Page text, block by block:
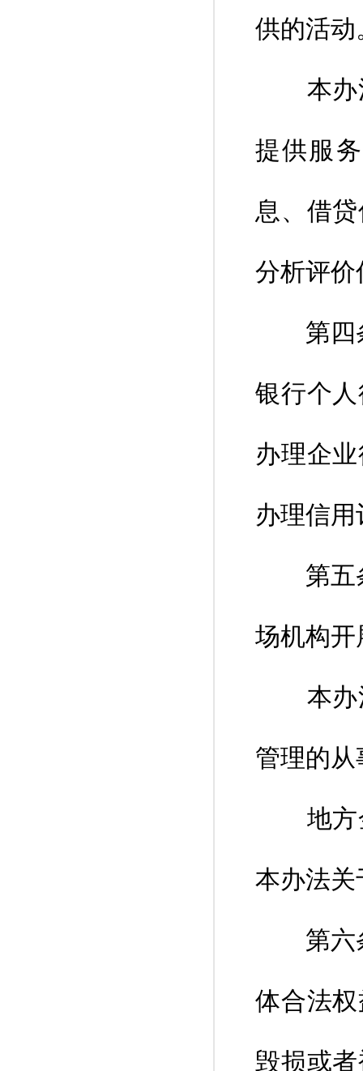
供的活动
本办法
提供服
息、借
分析评价
第四条
银行个
办理企
办理信
第五条
场机构
本办法
管理的
地方金
本办法
第六条
体合法
毁损或